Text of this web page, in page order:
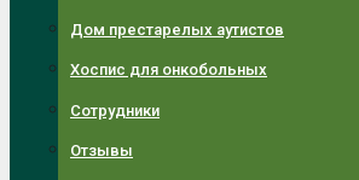
Дом престарелых аутистов
Хоспис для онкобольных
Сотрудники
Отзывы